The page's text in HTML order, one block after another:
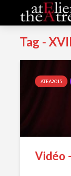
Tag -
ATEA2015
Vidéo